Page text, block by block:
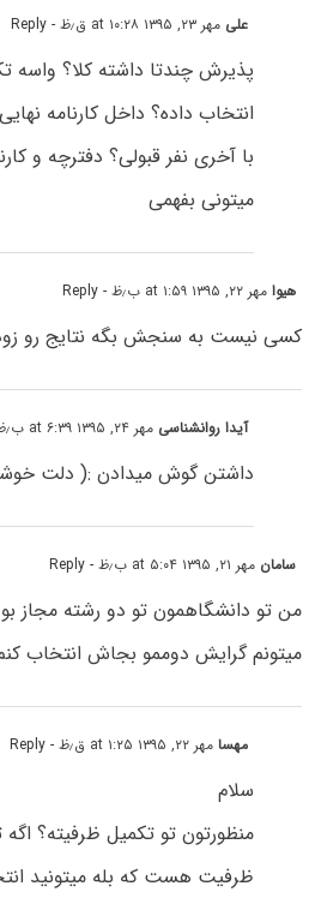
علی مهر ۲۳, ۱۳۹۵ at ۱۰:۲۸ ق٫ظ - Reply
پذیرش چندتا داشته کلا؟ واسه
انتخاب داده؟ داخل کارنامه
با آخری نفر قبولی؟ دفترچه و
میتونی بفهمی
هیوامهر ۲۲, ۱۳۹۵ at ۱:۵۹ ب٫ظ - Reply
کسی نیست به سنجش بگه نتایج رو
آیدا روانشناسی مهر ۲۴, ۱۳۹۵ at ۶:۳۹ ب٫ظ
داشتن گوش میدادن :( دلت
سامان مهر ۲۱, ۱۳۹۵ at ۵:۰۴ ب٫ظ - Reply
من تو دانشگاهمون تو دو رشته مجاز
میتونم گرایش دوممو بجاش انتخاب
مهسامهر ۲۲, ۱۳۹۵ at ۱:۲۵ ق٫ظ - Reply
سلام
منظورتون تو تکمیل ظرفیته؟
ظرفیت هست که بله میتونید